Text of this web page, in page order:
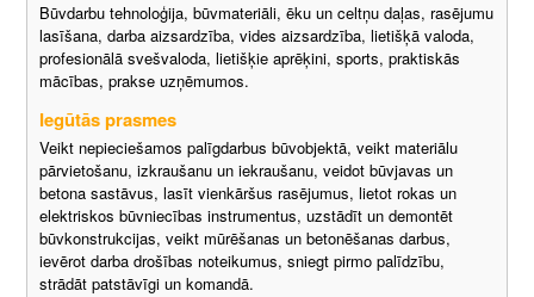
Būvdarbu tehnoloģija, būvmateriāli, ēku un celtņu daļas, rasējumu
lasīšana, darba aizsardzība, vides aizsardzība, lietišķā valoda,
profesionālā svešvaloda, lietišķie aprēķini, sports, praktiskās
mācības, prakse uzņēmumos.
Iegūtās prasmes
Veikt nepieciešamos palīgdarbus būvobjektā, veikt materiālu
pārvietošanu, izkraušanu un iekraušanu, veidot būvjavas un
betona sastāvus, lasīt vienkāršus rasējumus, lietot rokas un
elektriskos būvniecības instrumentus, uzstādīt un demontēt
būvkonstrukcijas, veikt mūrēšanas un betonēšanas darbus,
ievērot darba drošības noteikumus, sniegt pirmo palīdzību,
strādāt patstāvīgi un komandā.